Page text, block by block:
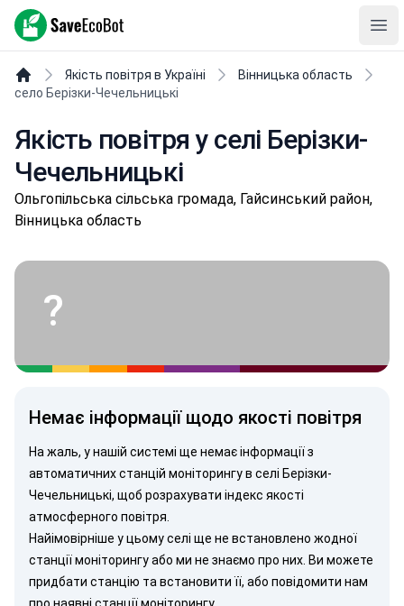
SaveEcoBot
Якість повітря в Україні
Вінницька область
село Берізки-Чечельницькі
Якість повітря у селі Берізки-
Чечельницькі
Ольгопільськa сільська громада, Гайсинський район,
Вінницька область
?
Немає інформації щодо якості повітря
На жаль, у нашій системі ще немає інформації з
автоматичних станцій моніторингу в селі Берізки-
Чечельницькі, щоб розрахувати індекс якості
атмосферного повітря.
Найімовірніше у цьому селі ще не встановлено жодної
станції моніторингу або ми не знаємо про них. Ви можете
придбати станцію та встановити її, або повідомити нам